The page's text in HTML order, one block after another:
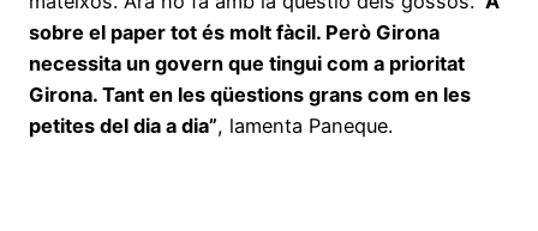
sobre el paper tot és molt fàcil. Però Girona
necessita un govern que tingui com a prioritat
Girona. Tant en les qüestions grans com en les
petites del dia a dia”, lamenta Paneque.